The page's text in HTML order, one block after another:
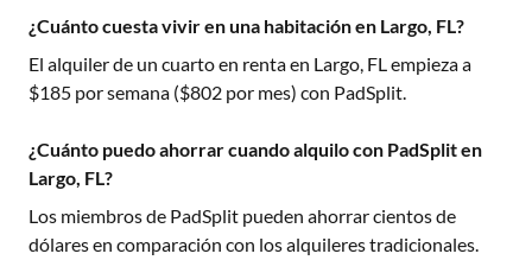
¿Cuánto cuesta vivir en una habitación en Largo, FL?
El alquiler de un cuarto en renta en Largo, FLempieza a
$185 por semana ($802 por mes) con PadSplit.
¿Cuánto puedo ahorrar cuando alquilo con PadSplit en
Largo, FL?
Los miembros de PadSplit pueden ahorrar cientos de
dólares en comparación con los alquileres tradicionales.